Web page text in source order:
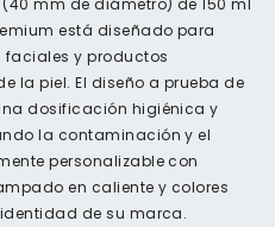
(40 mm de diámetro) de 150 ml
está diseñado para
y productos
la piel. El diseño a prueba de
dosificación higiénica y
la contaminación y el
personalizable con
en caliente y colores
de su marca.